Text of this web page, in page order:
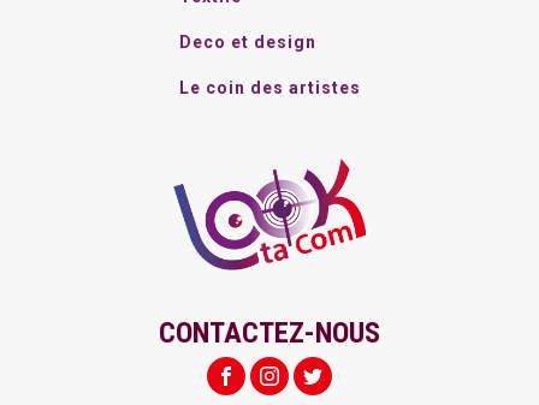
Deco et design
Le coin des artistes
CONTACTEZ-NOUS